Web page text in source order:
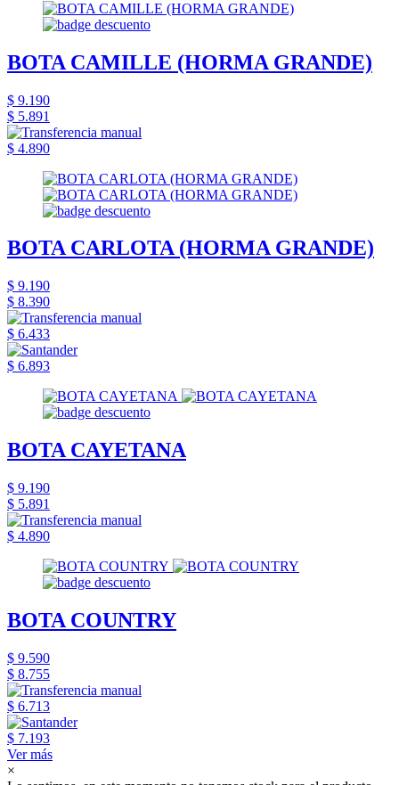
BOTA CAMILLE (HORMA GRANDE)
$ 9.190
$ 5.891
$ 4.890
BOTA CARLOTA (HORMA GRANDE)
$ 9.190
$ 8.390
$ 6.433
$ 6.893
BOTA CAYETANA
$ 9.190
$ 5.891
$ 4.890
BOTA COUNTRY
$ 9.590
$ 8.755
$ 6.713
$ 7.193
Ver más
×